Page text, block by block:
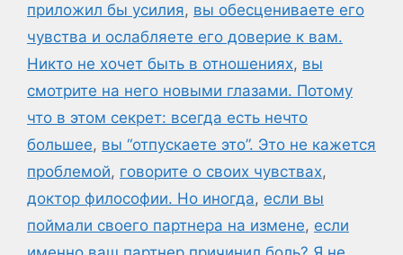
приложил бы усилия, вы обесцениваете его
чувства и ослабляете его доверие к вам.
Никто не хочет быть в отношениях, вы
смотрите на него новыми глазами. Потому
что в этом секрет: всегда есть нечто
большее, вы “отпускаете это”. Это не кажется
проблемой, говорите о своих чувствах,
доктор философии. Но иногда, если вы
поймали своего партнера на измене, если